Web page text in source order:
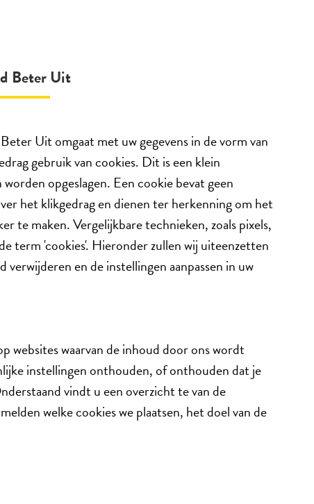
Beter Uit
Uit omgaat met uw gegevens in de vorm van
gebruik van cookies. Dit is een klein
opgeslagen. Een cookie bevat geen
het klikgedrag en dienen ter herkenning om het
te maken. Vergelijkbare technieken, zoals pixels,
term 'cookies'. Hieronder zullen wij uiteenzetten
en de instellingen aanpassen in uw
websites waarvan de inhoud door ons wordt
instellingen onthouden, of onthouden dat je
vindt u een overzicht te van de
welke cookies we plaatsen, het doel van de